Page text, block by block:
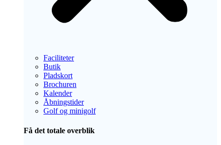
Faciliteter
Butik
Pladskort
Brochuren
Kalender
Åbningstider
Golf og minigolf
Få det totale overblik